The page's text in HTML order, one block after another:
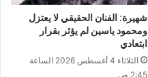
شهيرة: الفنان الحقيقي لا يعتزل
ومحمود ياسين لم يؤثر بقرار
ابتعادي
الثلاثاء 4 أغسطس 2026 الساعة
2:45 ص